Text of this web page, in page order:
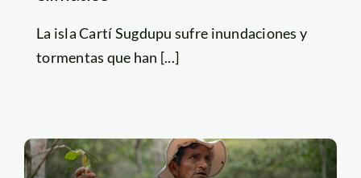
La isla Cartí Sugdupu sufre inundaciones y
tormentas que han [...]